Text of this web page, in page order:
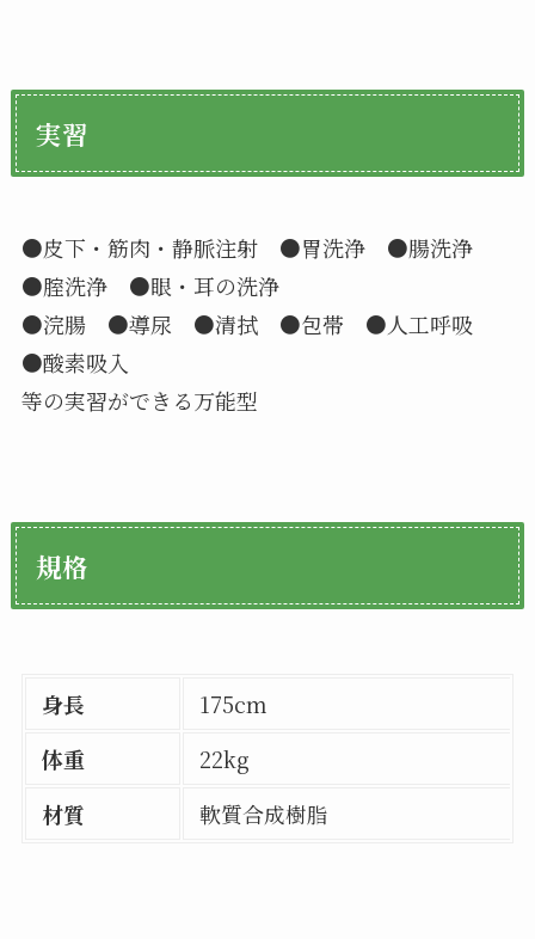
実習
●皮下・筋肉・静脈注射 ●胃洗浄 ●腸洗浄
●腟洗浄 ●眼・耳の洗浄
●浣腸 ●導尿 ●清拭 ●包帯 ●人工呼吸
●酸素吸入
等の実習ができる万能型
規格
身長
175cm
体重
22kg
材質
軟質合成樹脂